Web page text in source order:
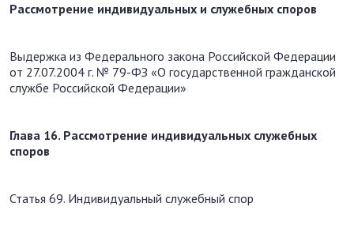
Рассмотрение индивидуальных и служебных споров
Выдержка из Федерального закона Российской Федерации
от 27.07.2004 г. № 79-ФЗ «О государственной гражданской
службе Российской Федерации»
Глава 16. Рассмотрение индивидуальных служебных
споров
Статья 69. Индивидуальный служебный спор